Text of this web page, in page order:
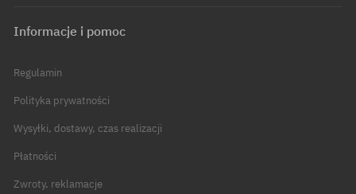
Informacje i pomoc
Regulamin
Polityka prywatności
Wysyłki, dostawy, czas realizacji
Płatności
Zwroty, reklamacje